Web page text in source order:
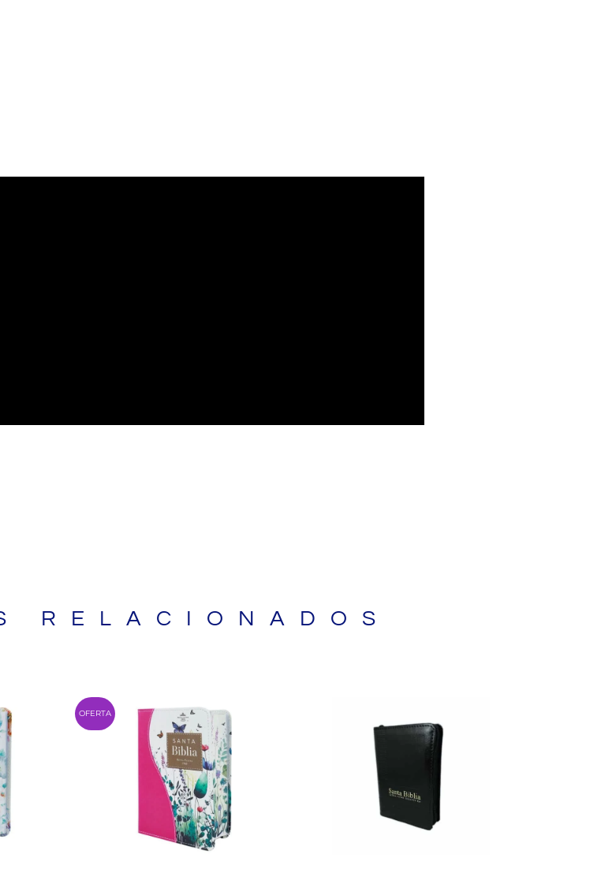
RELACIONADOS
CurrentOFERTA
Original
price
was:
S/ 96.00.
BIBLIAS